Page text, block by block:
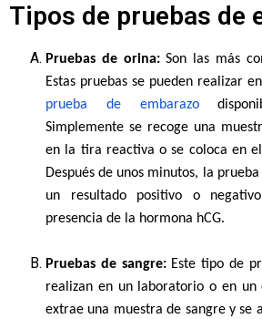
Tipos de pruebas de
Pruebas de orina:Son las más
Estas pruebas se pueden realizar
prueba de embarazo
Simplemente se recoge una
en la tira reactiva o se coloca en
Después de unos minutos, la
un resultado positivo o
presencia de la hormona hCG.
Pruebas de sangre:Este tipo de
realizan en un laboratorio o en un
extrae una muestra de sangre y se